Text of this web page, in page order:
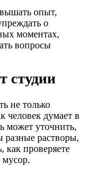
опыт,
о
моментах,
вопросы
студии
не только
человек думает в
может уточнить,
разные растворы,
как проверяете
мусор.